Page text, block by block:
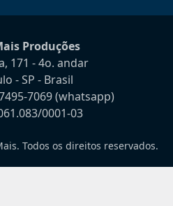
Produções
171 - 4o. andar
- SP - Brasil
7069(whatsapp)
0001-03
Todos os direitos reservados.